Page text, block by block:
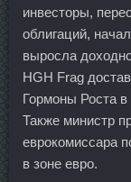
инвесторы,
облигаций,
выросла
HGH Frag
Гормоны Роста
Также министр
еврокомиссара
в зоне евро.